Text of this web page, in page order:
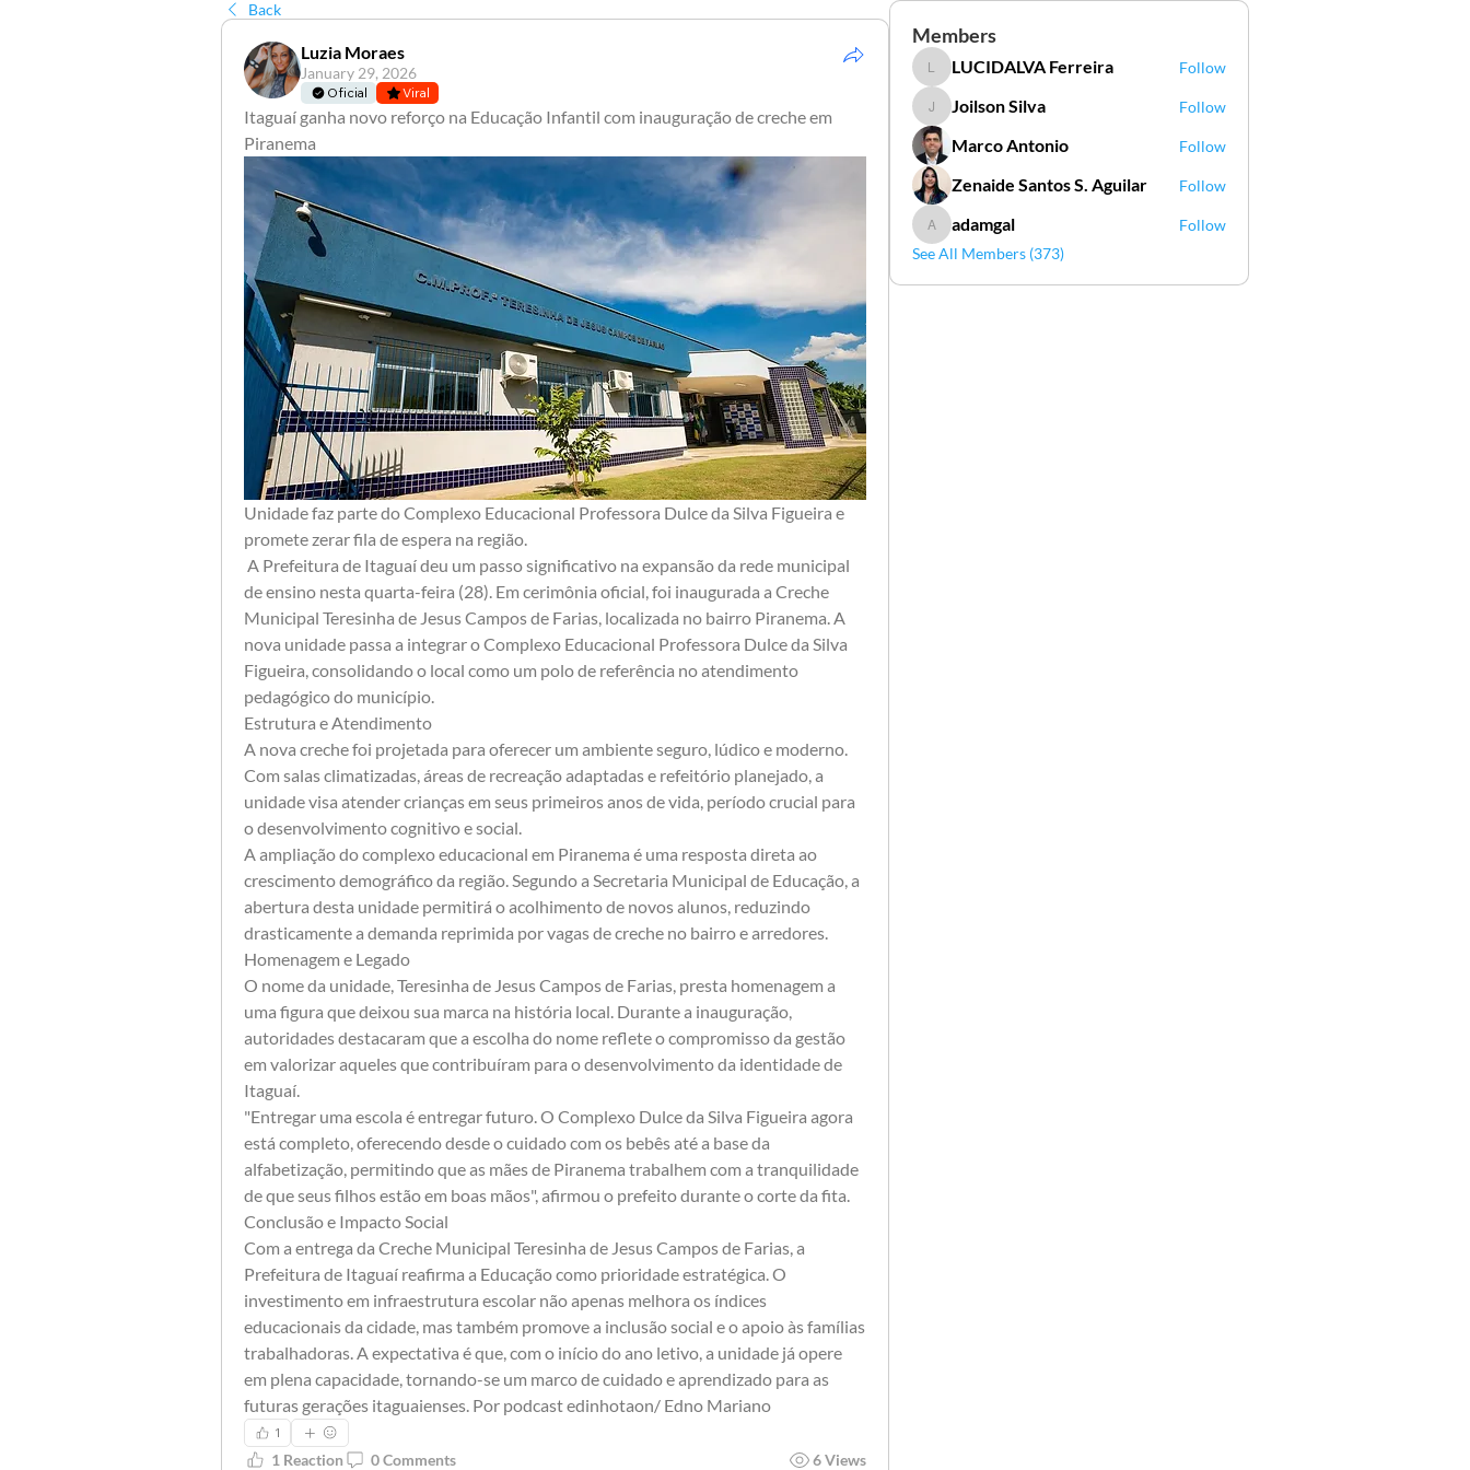
Back
Luzia Moraes
January 29, 2026
Oficial Viral
Itaguaí ganha novo reforço na Educação Infantil com inauguração de creche em
Piranema
​Unidade faz parte do Complexo Educacional Professora Dulce da Silva Figueira e
promete zerar fila de espera na região.
​ A Prefeitura de Itaguaí deu um passo significativo na expansão da rede municipal
de ensino nesta quarta-feira (28). Em cerimônia oficial, foi inaugurada a Creche
Municipal Teresinha de Jesus Campos de Farias, localizada no bairro Piranema. A
nova unidade passa a integrar o Complexo Educacional Professora Dulce da Silva
Figueira, consolidando o local como um polo de referência no atendimento
pedagógico do município.
​Estrutura e Atendimento
​A nova creche foi projetada para oferecer um ambiente seguro, lúdico e moderno.
Com salas climatizadas, áreas de recreação adaptadas e refeitório planejado, a
unidade visa atender crianças em seus primeiros anos de vida, período crucial para
o desenvolvimento cognitivo e social.
​A ampliação do complexo educacional em Piranema é uma resposta direta ao
crescimento demográfico da região. Segundo a Secretaria Municipal de Educação, a
abertura desta unidade permitirá o acolhimento de novos alunos, reduzindo
drasticamente a demanda reprimida por vagas de creche no bairro e arredores.
​Homenagem e Legado
​O nome da unidade, Teresinha de Jesus Campos de Farias, presta homenagem a
uma figura que deixou sua marca na história local. Durante a inauguração,
autoridades destacaram que a escolha do nome reflete o compromisso da gestão
em valorizar aqueles que contribuíram para o desenvolvimento da identidade de
Itaguaí.
​"Entregar uma escola é entregar futuro. O Complexo Dulce da Silva Figueira agora
está completo, oferecendo desde o cuidado com os bebês até a base da
alfabetização, permitindo que as mães de Piranema trabalhem com a tranquilidade
de que seus filhos estão em boas mãos", afirmou o prefeito durante o corte da fita.
​Conclusão e Impacto Social
​Com a entrega da Creche Municipal Teresinha de Jesus Campos de Farias, a
Prefeitura de Itaguaí reafirma a Educação como prioridade estratégica. O
investimento em infraestrutura escolar não apenas melhora os índices
educacionais da cidade, mas também promove a inclusão social e o apoio às famílias
trabalhadoras. A expectativa é que, com o início do ano letivo, a unidade já opere
em plena capacidade, tornando-se um marco de cuidado e aprendizado para as
futuras gerações itaguaienses. Por podcast edinhotaon/ Edno Mariano
1
1 Reaction 0 Comments 6 Views
Members
LUCIDALVA Ferreira
LUCIDALVA Ferreira Follow
Joilson Silva
Joilson Silva Follow
Marco Antonio Follow
Zenaide Santos S. Aguilar Follow
adamgal
adamgal
Follow
See All Members (373)